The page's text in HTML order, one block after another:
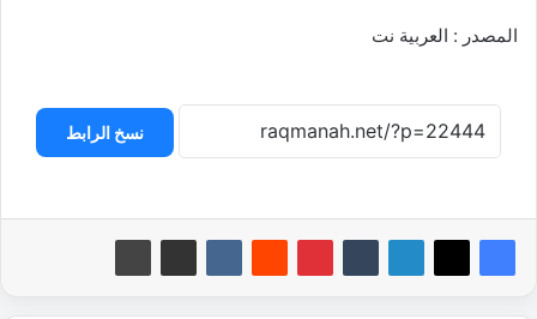
المصدر : العربية نت
نسخ الرابط